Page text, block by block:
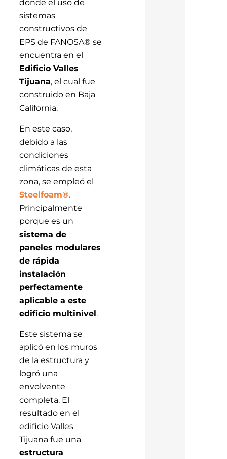
donde el uso de
sistemas
constructivos de
EPS de FANOSA® se
encuentra en el
Edificio Valles
Tijuana, el cual fue
construido en Baja
California.
En este caso,
debido a las
condiciones
climáticas de esta
zona, se empleó el
Steelfoam®.
Principalmente
porque es un
sistema de
paneles modulares
de rápida
instalación
perfectamente
aplicable a este
edificio multinivel.
Este sistema se
aplicó en los muros
de la estructura y
logró una
envolvente
completa. El
resultado en el
edificio Valles
Tijuana fue una
estructura